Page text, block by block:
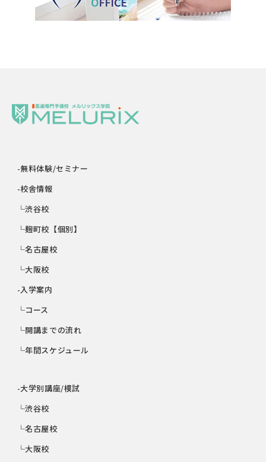
-無料体験/セミナー
-校舎情報
└渋谷校
└麹町校【個別】
└名古屋校
└大阪校
-入学案内
└コース
└開講までの流れ
└年間スケジュール
-大学別講座/模試
└渋谷校
└名古屋校
└大阪校